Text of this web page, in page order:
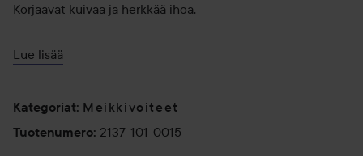
Korjaavat kuivaa ja herkkää ihoa.
Sheavoi - Tekee ihosta pehmeän ilman rasvaista tunnetta.
Peptidit - Luonnollisia aminohappoja, jotka aktivoivat
Lue lisää
Kategoriat: Meikkivoiteet
Tuotenumero: 2137-101-0015